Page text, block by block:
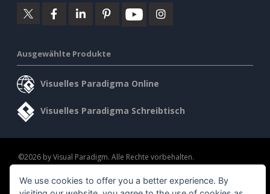
Ausgewählte Produkte
Visuelles Paradigma Online
Visuelles Paradigma Schreibtisch
©2026 by Visual Paradigm. Alle Rechte vorbehalten.
Allgemeine Geschäftsbedingungen AI Policy
We use cookies to offer you a better experience. By